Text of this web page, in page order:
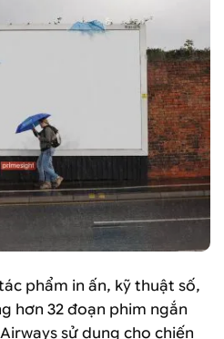
phẩm in ấn, kỹ thuật số,
hơn 32 đoạn phim ngắn
sử dụng cho chiến